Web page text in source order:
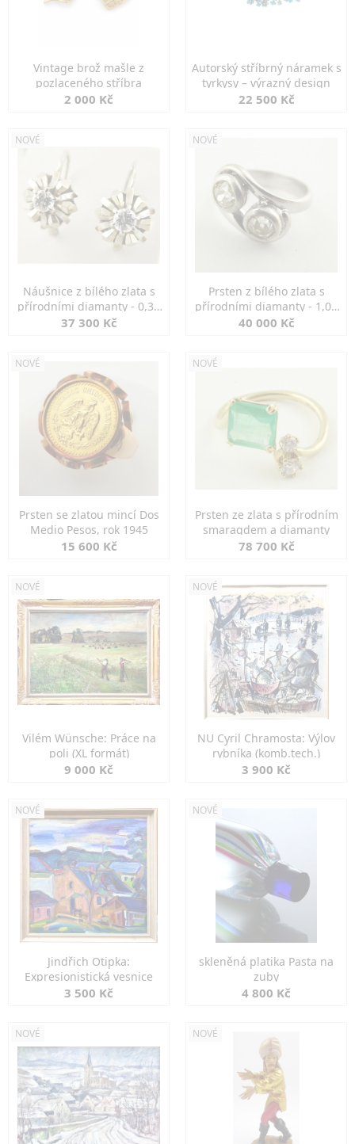
Vintage brož mašle z
pozlaceného stříbra
2 000 Kč
Autorský stříbrný náramek s
tyrkysy – výrazný design
22 500 Kč
NOVÉ
Náušnice z bílého zlata s
přírodními diamanty - 0,30
ct
37 300 Kč
NOVÉ
Prsten z bílého zlata s
přírodními diamanty - 1,00
ct
40 000 Kč
NOVÉ
Prsten se zlatou mincí Dos
Medio Pesos, rok 1945
15 600 Kč
NOVÉ
Prsten ze zlata s přírodním
smaragdem a diamanty
78 700 Kč
NOVÉ
Vilém Wünsche: Práce na
poli (XL formát)
9 000 Kč
NOVÉ
NU Cyril Chramosta: Výlov
rybníka (komb.tech.)
3 900 Kč
NOVÉ
Jindřich Otipka:
Expresionistická vesnice
3 500 Kč
NOVÉ
skleněná platika Pasta na
zuby
4 800 Kč
NOVÉ NOVÉ